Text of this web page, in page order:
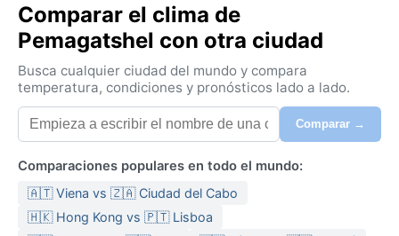
de arroz y maíz se mezclan con los densos rodales de
bambú. Los viajeros curiosos encuentran un lugar
alejado del bullicio, perfecto para explorar el
patrimonio cultural butanés sin multitudes.
El clima predominante es el Cwa, subtropical húmedo
con invierno seco. Los veranos (junio a septiembre)
son cálidos y muy lluviosos, con temperaturas entre
20 y 30 °C, alta humedad y frecuentes tormentas. El
monzón trae precipitaciones intensas, a menudo
superiores a 200 mm mensuales. Los inviernos
(diciembre a febrero) son templados y secos, con
Comparar el clima de
Pemagatshel con otra ciudad
Busca cualquier ciudad del mundo y compara
temperatura, condiciones y pronósticos lado a lado.
Comparar →
Comparaciones populares en todo el mundo:
🇦🇹 Viena vs 🇿🇦 Ciudad del Cabo
🇭🇰 Hong Kong vs 🇵🇹 Lisboa